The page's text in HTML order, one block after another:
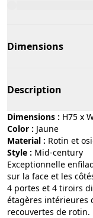
Dimensions
Description
Dimensions : H75 x
Color : jaune
Material :
rotin et
Style :
mid-century
Exceptionnelle
sur la face et les
4 portes et 4 tiroirs
étagères intérieures
recouvertes de rotin.